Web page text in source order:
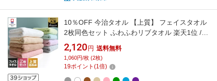
10％OFF 今治タオル 【上質】 フェイスタオル
2枚同色セット ふわふわリブタオル 楽天1位 /
約34×80cm 日本製 今治 タオル 厚手 吸水 ギフ
ト セット まとめ買い 福袋 SALE バーゲン 送料
無料
2,120 円 送料無料
1,060円/枚 (2枚)
19ポイント (1倍)